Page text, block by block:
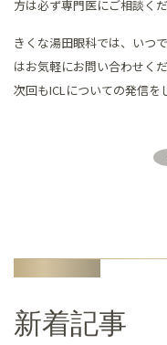
方は必ず専門医にご相談くだ
きくな湯田眼科では、いつ
はお気軽にお問い合わせくだ
次回もICLについての発信を
新着記事